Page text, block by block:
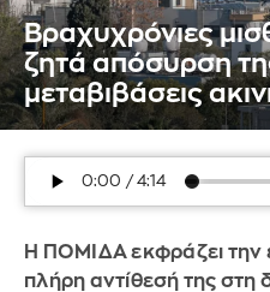
Βραχυχρόνιες
ζητά απόσυρση
μεταβιβάσεις
Η ΠΟΜΙΔΑ εκφράζει την
πλήρη αντίθεσή της